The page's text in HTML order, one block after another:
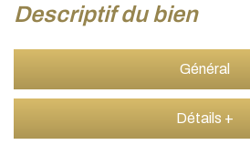
descriptif du bien
Général
Détails +